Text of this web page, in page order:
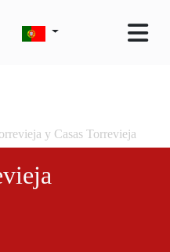
y Casas Torrevieja